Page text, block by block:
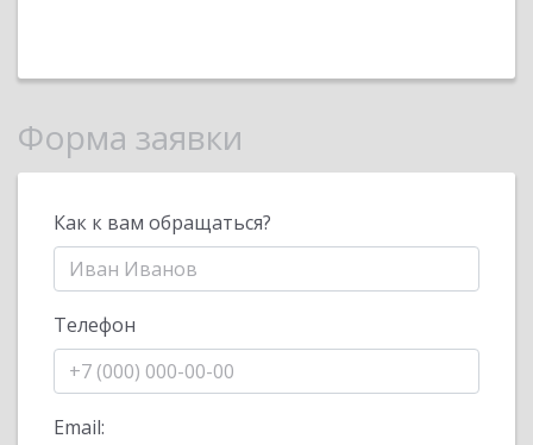
Форма заявки
Как к вам обращаться?
Телефон
Email: